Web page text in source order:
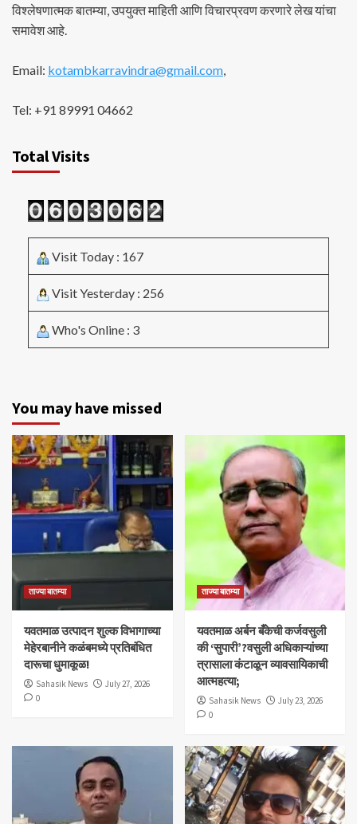
विश्लेषणात्मक बातम्या, उपयुक्त माहिती आणि विचारप्रवण करणारे लेख यांचा
समावेश आहे.
Email: kotambkarravindra@gmail.com,
Tel: +91 89991 04662
Total Visits
Visit Today : 167
Visit Yesterday : 256
Who's Online : 3
You may have missed
ताज्या बातम्या
यवतमाळ उत्पादन शुल्क विभागाच्या
मेहेरबानीने कळंबमध्ये प्रतिबंधित
दारूचा धुमाकूळ!
Sahasik News
July 27, 2026
0
ताज्या बातम्या
​यवतमाळ अर्बन बँकेची कर्जवसुली
की ‘सुपारी’?वसुली अधिकाऱ्यांच्या
त्रासाला कंटाळून व्यावसायिकाची
आत्महत्या;
Sahasik News
July 23, 2026
0